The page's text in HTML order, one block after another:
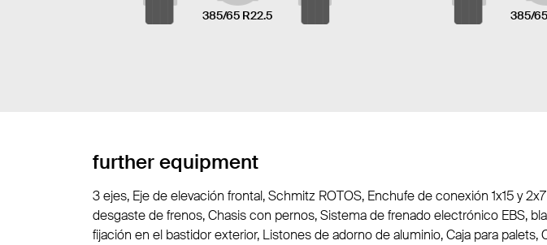
385/65 R22.5 385/
further equipment
3 ejes, Eje de elevación frontal, Schmitz ROTOS, Enchufe de conexión 1x15 y
desgaste de frenos, Chasis con pernos, Sistema de frenado electrónico EBS,
fijación en el bastidor exterior, Listones de adorno de aluminio, Caja para